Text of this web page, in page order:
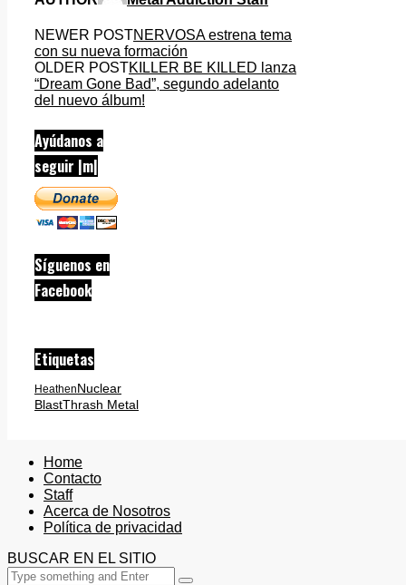
NEWER POSTNERVOSA estrena tema
con su nueva formación
OLDER POSTKILLER BE KILLED lanza
“Dream Gone Bad”, segundo adelanto
del nuevo álbum!
Ayúdanos a
seguir |m|
Síguenos en
Facebook
Etiquetas
HeathenNuclear
BlastThrash Metal
Home
Contacto
Staff
Acerca de Nosotros
Política de privacidad
BUSCAR EN EL SITIO